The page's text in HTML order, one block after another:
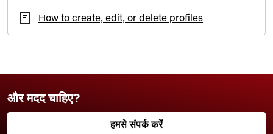
How to create, edit, or delete profiles
और मदद चाहिए?
हमसे संपर्क करें